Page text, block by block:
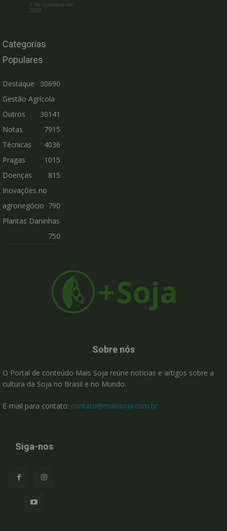
3 de outubro de
2023
Categorias
Populares
Destaque
30690
Gestão Agrícola
30141
Outros
7915
Notas
Técnicas
4036
Pragas
1015
Doenças
815
Inovações no
agronegócio 790
Plantas Daninhas
750
Sobre nós
O Portal de conteúdo Mais Soja reúne noticias e artigos sobre a
cultura da Soja no Brasil e no Mundo.
E-mail para contato: contato@maissoja.com.br
Siga-nos